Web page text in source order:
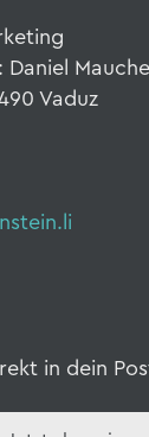
Mauche
Vaduz
in dein